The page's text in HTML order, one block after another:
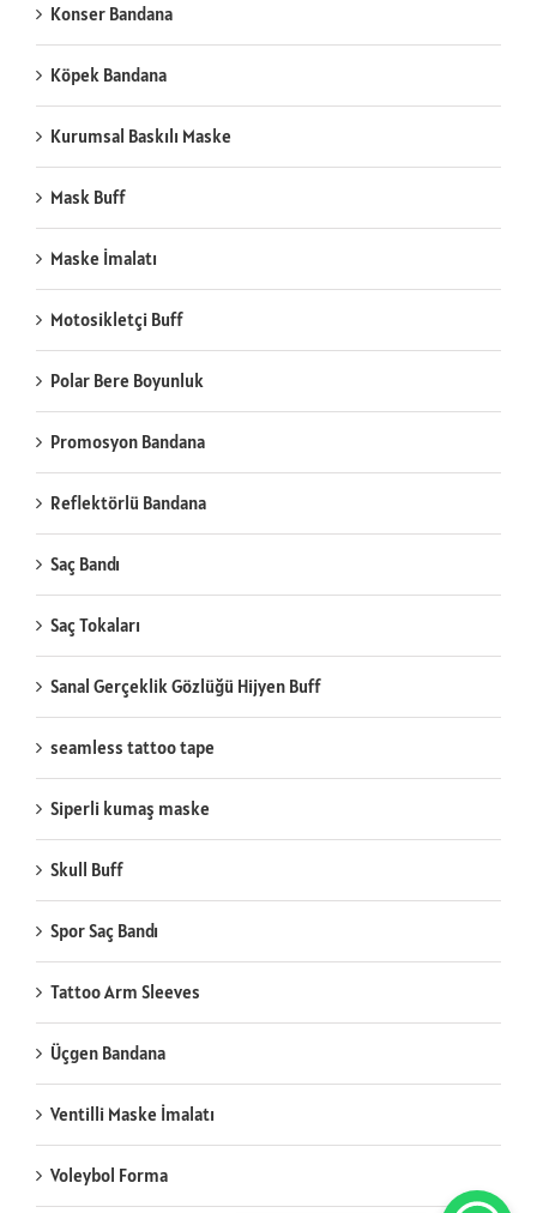
Konser Bandana
Köpek Bandana
Kurumsal Baskılı Maske
Mask Buff
Maske İmalatı
Motosikletçi Buff
Polar Bere Boyunluk
Promosyon Bandana
Reflektörlü Bandana
Saç Bandı
Saç Tokaları
Sanal Gerçeklik Gözlüğü Hijyen Buff
seamless tattoo tape
Siperli kumaş maske
Skull Buff
Spor Saç Bandı
Tattoo Arm Sleeves
Üçgen Bandana
Ventilli Maske İmalatı
Voleybol Forma